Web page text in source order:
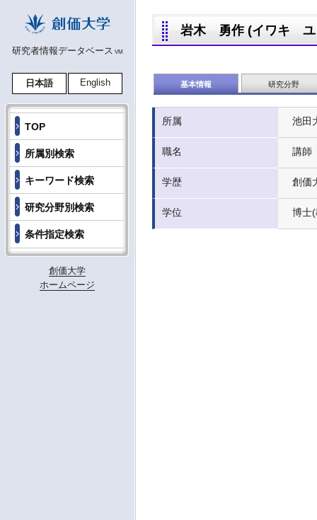
研究者情報データベース VM
日本語 English
TOP
所属別検索
キーワード検索
研究分野別検索
条件指定検索
創価大学
ホームページ
岩木 勇作 (イワキ ユ
基本情報 研究分野
所属 池田
職名 講師
学歴 創価
学位 博士